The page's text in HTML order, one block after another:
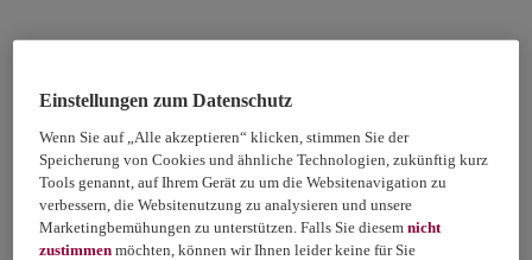
Einstellungen zum Datenschutz
Wenn Sie auf „Alle akzeptieren“ klicken, stimmen Sie der
Speicherung von Cookies und ähnliche Technologien, zukünftig kurz
Tools genannt, auf Ihrem Gerät zu um die Websitenavigation zu
verbessern, die Websitenutzung zu analysieren und unsere
Marketingbemühungen zu unterstützen. Falls Sie diesemnicht
zustimmen möchten, können wir Ihnen leider keine für Sie